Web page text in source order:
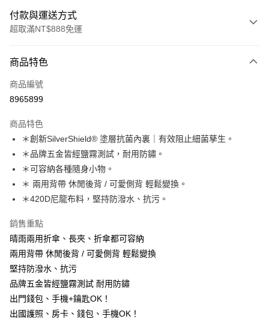
付款與運送方式
超取滿NT$888免運
信用卡一次付款
超商取貨付款
Apple Pay
街口支付
悠遊付
AFTEE先享後付
相關說明
AFTEE先享後付是「在收到商品之後才付款」的支付方式。 讓您購物簡單
便利好安心！
１．簡單：不需註冊會員、不需綁卡、不需儲值。
２．便利：只要手機號碼，簡訊認證，即可結帳。
３．安心：先確認商品／服務後，再付款。
１．於結帳方式選擇「AFTEE先享後付」後，將跳轉至「AFTEE先享後付」
ATM付款
運送方式
全家取貨付款
每筆NT$60，滿NT$1,000(含以上)免運費
商品特色
商品編號
8965899
商品特色
＊創新SilverShield® 塗層抗菌內裏｜有效阻止細菌孳生。
＊品牌五金皆經鹽霧測試，耐用防鏽。
＊可容納各種隨身小物。
＊ 兩用背帶 休閒後背 / 可愛側背 輕鬆變換。
＊420D尼龍布料，堅持防潑水、抗污。
銷售重點
晴雨兩用折傘、長夾、折傘都可容納
兩用背帶 休閒後背 / 可愛側背 輕鬆變換
堅持防潑水、抗污
品牌五金皆經鹽霧測試 耐用防鏽
出門錢包、手機+鑰匙OK！
出國護照、房卡、錢包、手機OK！